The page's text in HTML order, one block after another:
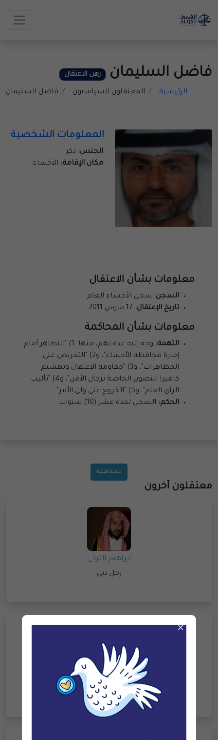
فاضل السليمان رهن الاعتقال
الرئيسية المعتقلون السياسيون فاضل السليمان
المعلومات الشخصية
الجنس: ذكر
مكان الإقامة: الأحساء
معلومات بشأن الاعتقال
السجن: سجن الأحساء العام
تاريخ الإعتقال:
معلومات بشأن المحاكمة
التهمة:
وجه إليه عدة تهم، منها: 1) "التظاهر أمام
إمارة محافظة الأحساء"، و2) "التحريض على
المظاهرات"، و3) "مقاومة الاعتقال وتهشيم
كاميرا التصوير الخاصة برجال الأمن"، و4) "تأليب
الرأي العام"، و5) "الخروج على ولي الأمر".
الحكم: السجن لمدة عشر (10) سنوات.
مساهمة
معتقلون آخرون
إبراهيم التركي
رجل دين
عبدالعزيز الغامدي
×